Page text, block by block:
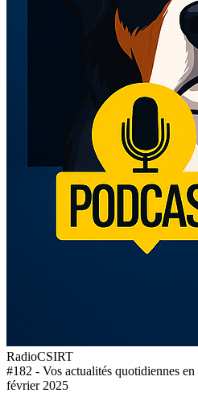
RadioCSIRT
#182 - Vos actualités quotidiennes
février 2025